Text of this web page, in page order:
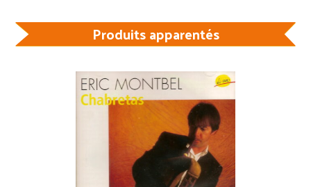
Produits apparentés